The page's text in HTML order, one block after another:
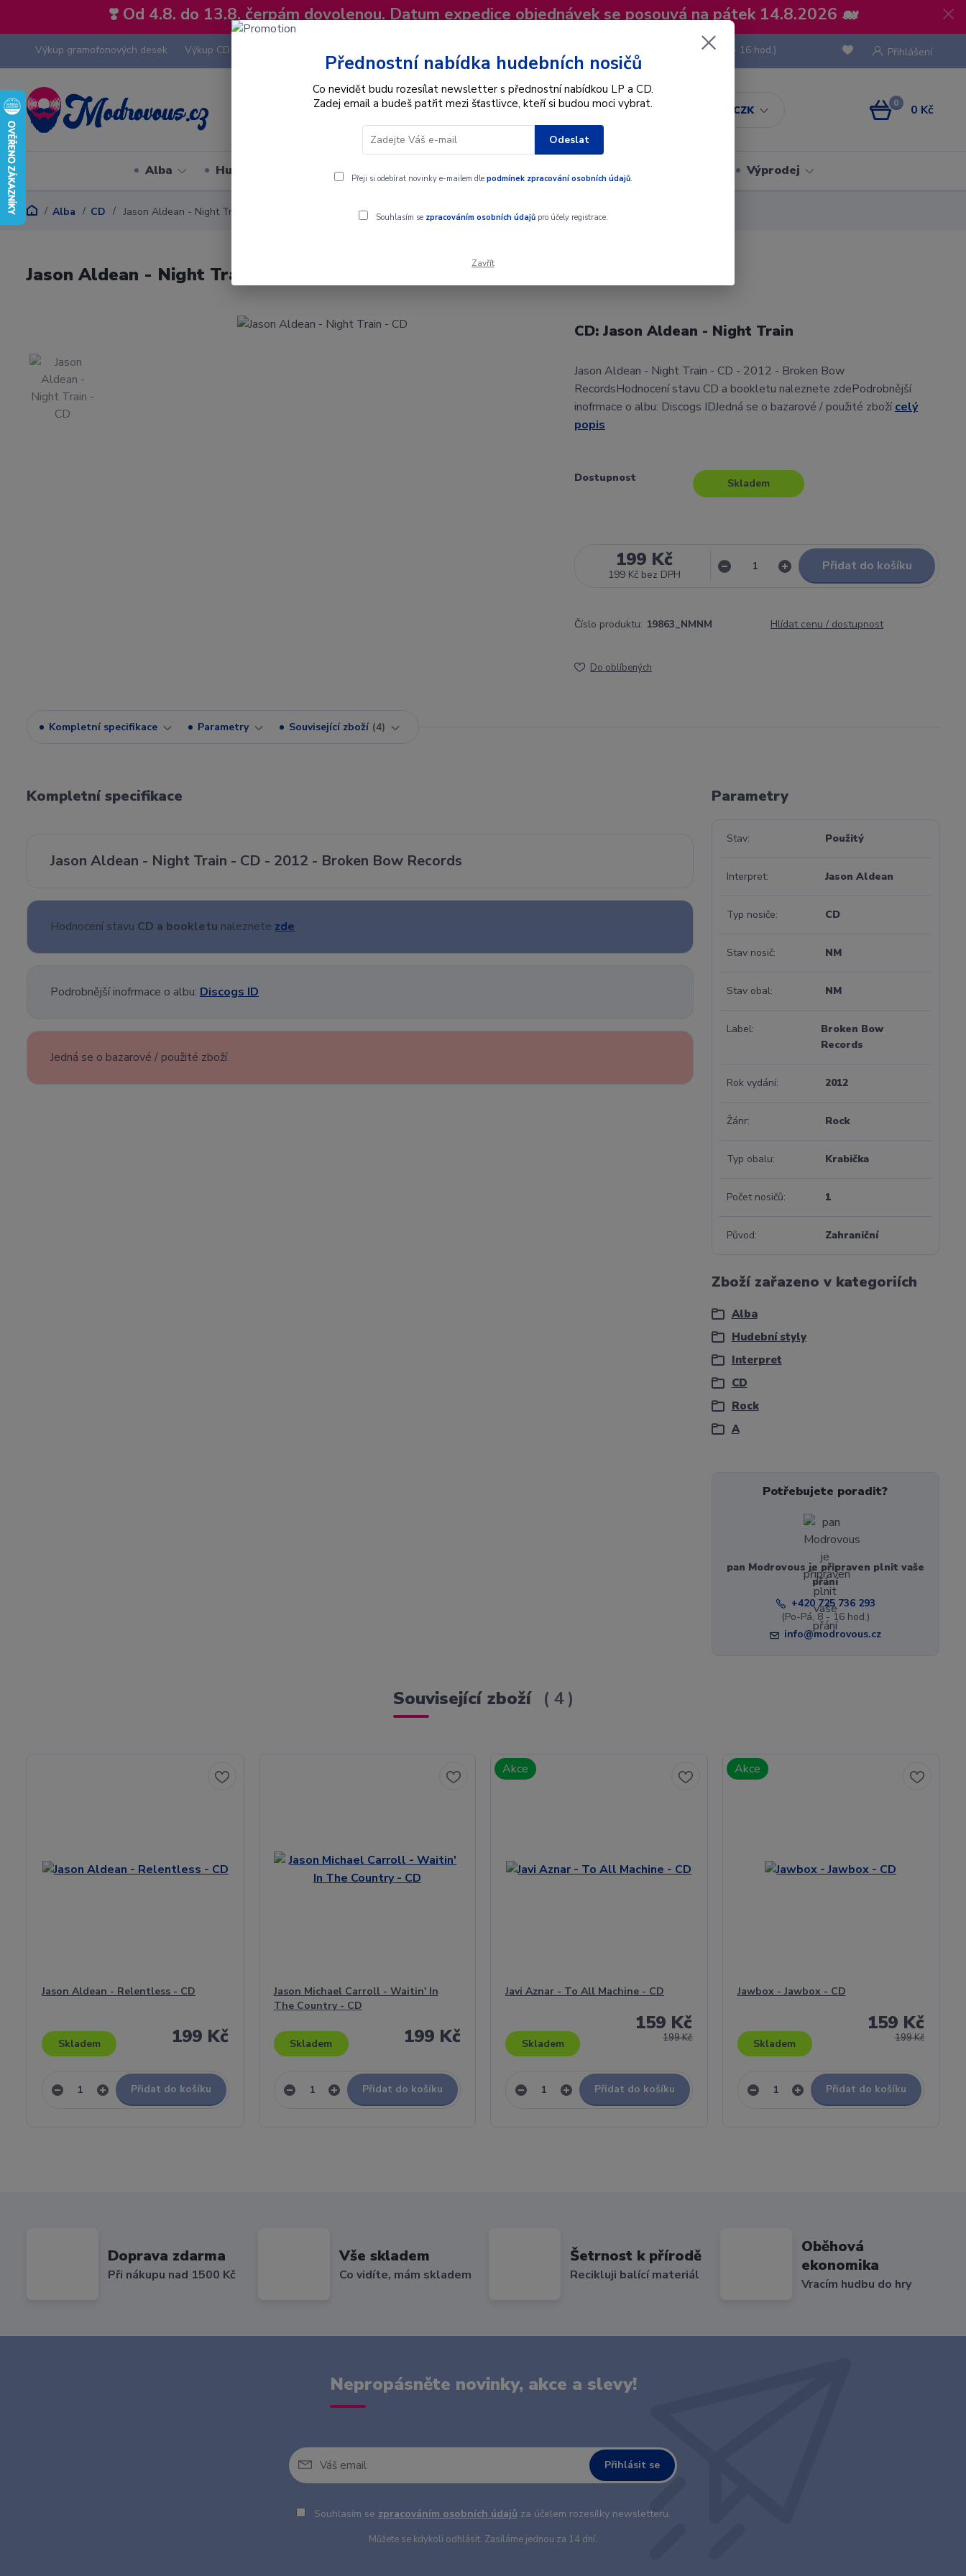
❣️ Od 4.8. do 13.8. čerpám dovolenou. Datum expedice objednávek se posouvá na pátek 14.8.2026 🐋
Výkup gramofonových desek Výkup CD
CZK
Přihlášení
Hledat
(Po-Pá, 8 - 16 hod.)
0 0 Kč
Alba Hudební styly Interpret Dárkové poukazy Výprodej
Alba CD Jason Aldean - Night Train - CD
Jason Aldean - Night Train - CD
CD: Jason Aldean - Night Train
Jason Aldean - Night Train - CD - 2012 - Broken Bow
RecordsHodnocení stavu CD a bookletu naleznete zdePodrobnější
inofrmace o albu: Discogs IDJedná se o bazarové / použité zbožícelý
popis
Dostupnost Skladem
199 Kč
199 Kč bez DPH
Přidat do košíku
Číslo produktu: 19863_NMNM Hlídat cenu / dostupnost
Do oblíbených
Kompletní specifikace Parametry Související zboží 4
Kompletní specifikace
Jason Aldean - Night Train - CD - 2012 - Broken Bow Records
Hodnocení stavu CD a bookletu naleznete zde
Podrobnější inofrmace o albu: Discogs ID
Jedná se o bazarové / použité zboží
Parametry
Stav Použitý
Interpret Jason Aldean
Typ nosiče CD
Stav nosič NM
Stav obal NM
Label
Broken Bow
Records
Rok vydání 2012
Žánr Rock
Typ obalu Krabička
Počet nosičů 1
Původ Zahraniční
Zboží zařazeno v kategoriích
Alba
Hudební styly
Interpret
CD
Rock
A
Potřebujete poradit?
pan Modrovous je připraven plnit vaše
přání
+420 725 736 293
(Po-Pá, 8 - 16 hod.)
info@modrovous.cz
Související zboží 4
Jason Aldean - Relentless - CD
199 Kč
Skladem
Přidat do košíku
Jason Michael Carroll - Waitin' In
The Country - CD
199 Kč
Skladem
Přidat do košíku
Akce
Javi Aznar - To All Machine - CD
199 Kč
159 Kč
Skladem
Přidat do košíku
Akce
Jawbox - Jawbox - CD
199 Kč
159 Kč
Skladem
Přidat do košíku
Doprava zdarma
Při nákupu nad 1500 Kč
Vše skladem
Co vidíte, mám skladem
Šetrnost k přírodě
Recikluji balící materiál
Oběhová
ekonomika
Vracím hudbu do hry
Nepropásněte novinky, akce a slevy!
Přihlásit se
Souhlasím se zpracováním osobních údajů za účelem rozesílky newsletteru.
Můžete se kdykoli odhlásit. Zasíláme jednou za 14 dní.
Přednostní nabídka hudebních nosičů
Co nevidět budu rozesílat newsletter s přednostní nabídkou LP a CD.
Zadej email a budeš patřit mezi šťastlivce, kteří si budou moci vybrat.
Odeslat
Přeji si odebírat novinky e-mailem dle podmínek zpracování osobních údajů.
Souhlasím se zpracováním osobních údajůpro účely registrace.
Zavřít